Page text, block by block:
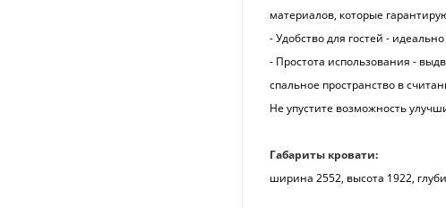
материалов, которые
- Удобство для гостей -
- Простота использования -
спальное пространство в
Не упустите возможность
Габариты кровати:
ширина 2552, высота 1922,